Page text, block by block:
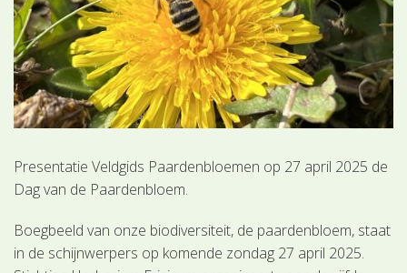
Presentatie Veldgids Paardenbloemen op 27 april 2025 de
Dag van de Paardenbloem.
Boegbeeld van onze biodiversiteit, de paardenbloem, staat
in de schijnwerpers op komende zondag 27 april 2025.